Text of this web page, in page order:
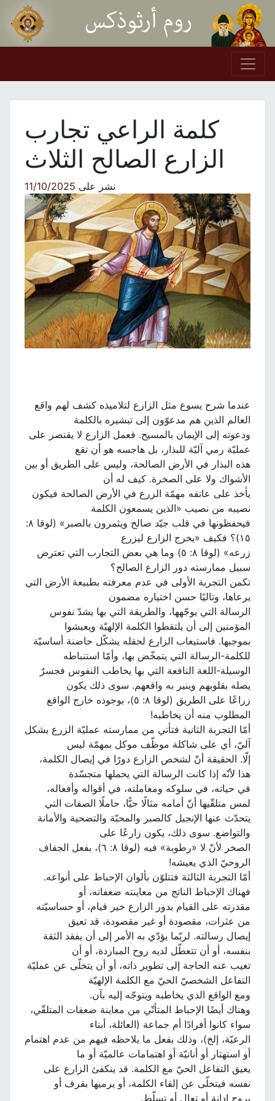
Skip to content
Main Navigation
كلمة الراعي تجارب
الزارع الصالح الثلاث
نشر على11/10/2025
عندما شرح يسوع مثل الزارع لتلاميذه كشف لهم واقع
العالم الذين هم مدعوّون إلى تبشيره بالكلمة
ودعوته إلى الإيمان بالمسيح. فعمل الزارع لا يقتصر على
عمليّة رمي آليّة للبذار، بل هاجسه هو أن تقع
هذه البذار في الأرض الصالحة، وليس على الطريق أو بين
الأشواك ولا على الصخرة. كيف له أن
يأخذ على عاتقه مهمّة الزرع في الأرض الصالحة فيكون
نصيبه من نصيب «الذين يسمعون الكلمة
١٥)؟ فكيف «يخرج الزارع ليزرع
زرعه» (لوقا ٨: ٥) وما هي بعض التجارب التي تعترض
سبيل ممارسته دور الزارع الصالح؟
تكمن التجربة الأولى في عدم معرفته بطبيعة الأرض التي
يرعاها، وتاليًا حسن اختياره مضمون
الرسالة التي يوجّهها، والطريقة التي بها يشدّ نفوس
المؤمنين إلى أن يلتقطوا الكلمة الإلهيّة ويعيشوا
بموجبها. فاستيعاب الزارع لحقله يشكّل حاضنة أساسيّة
للكلمة-الرسالة التي يتمخّض بها، وأمّا استنباطه
الوسيلة-اللغة النافعة التي بها يخاطب النفوس فجسرٌ
يصله بقلوبهم وينير به واقعهم. سوى ذلك يكون
زراعًا على الطريق (لوقا ٨: ٥)، بوجوده خارج الواقع
المطلوب منه أن يخاطبه!
أمّا التجربة الثانية فتأتي من ممارسته عمليّة الزرع بشكل
آليّ، أي على شاكلة موظّف موكل بمهمّة ليس
إلّا. الحقيقة أنّ لشخص الزارع دورًا في إيصال الكلمة،
هذا لأنّه إذا كانت الرسالة التي يحملها متجسّدة
في حياته، في سلوكه ومعاملته، في أقواله وأفعاله،
لمس متلقّيها أنّ أمامه مثالًا حيًّا، حاملًا الصفات التي
يتحدّث عنها الإنجيل كالصبر والمحبّة والتضحية والأمانة
والتواضع. سوى ذلك، يكون زارعًا على
الصخر لأنّ لا «رطوبة» فيه (لوقا ٨: ٦)، بفعل الجفاف
الروحيّ الذي يعيشه!
أمّا التجربة الثالثة فتتلوّن بألوان الإحباط على أنواعه.
فهناك الإحباط الناتج من معاينته ضعفاته، أو
مقدرته على القيام بدور الزارع خير قيام، أو حساسيّته
من عثرات، مقصودة أو غير مقصودة، قد تعيق
إيصال رسالته. لربّما يؤدّي به الأمر إلى أن يفقد الثقة
بنفسه، أو أن تتعطّل لديه روح المباردة، أو أن
تغيب عنه الحاجة إلى تطوير ذاته، أو أن يتخلّى عن عمليّة
التفاعل الشخصيّ الحيّ مع الكلمة الإلهيّة
ومع الواقع الذي يخاطبه ويتوجّه إليه بآن.
وهناك أيضًا الإحباط المتأتّي من معاينة ضعفات المتلقّي،
سواء كانوا أفرادًا أم جماعة (العائلة، أبناء
الرعيّة، إلخ)، وذلك بفعل ما يلاحظه فيهم من عدم اهتمام
أو استهتار أو أنانيّة أو اهتمامات عالميّة أو ما
يعيق التفاعل الحيّ مع الكلمة. قد ينكفئ الزارع على
نفسه فيتخلّى عن إلقاء الكلمة، أو يرميها بقرف أو
بروح إدانة أو تعالٍ أو تسلّط.